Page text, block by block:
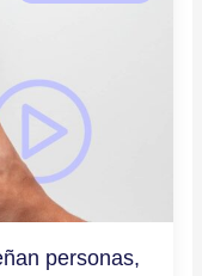
personas,